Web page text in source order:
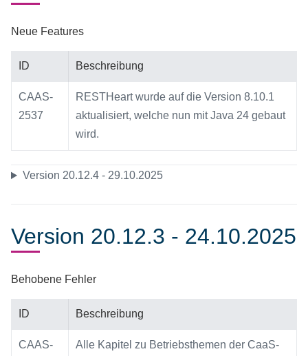
Neue Features
ID Beschreibung
CAAS-
2537
RESTHeart wurde auf die Version 8.10.1
aktualisiert, welche nun mit Java 24 gebaut
wird.
Version 20.12.4 - 29.10.2025
Version 20.12.3 - 24.10.2025
Behobene Fehler
ID Beschreibung
CAAS-
Alle Kapitel zu Betriebsthemen der CaaS-